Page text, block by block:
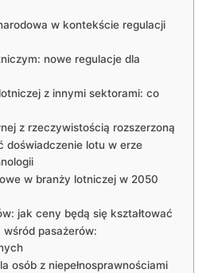
w kontekście regulacji
nowe regulacje dla
z innymi sektorami: co
z rzeczywistością rozszerzoną
doświadczenie lotu w erze
w branży lotniczej w 2050
jak ceny będą się kształtować
wśród pasażerów:
osób z niepełnosprawnościami